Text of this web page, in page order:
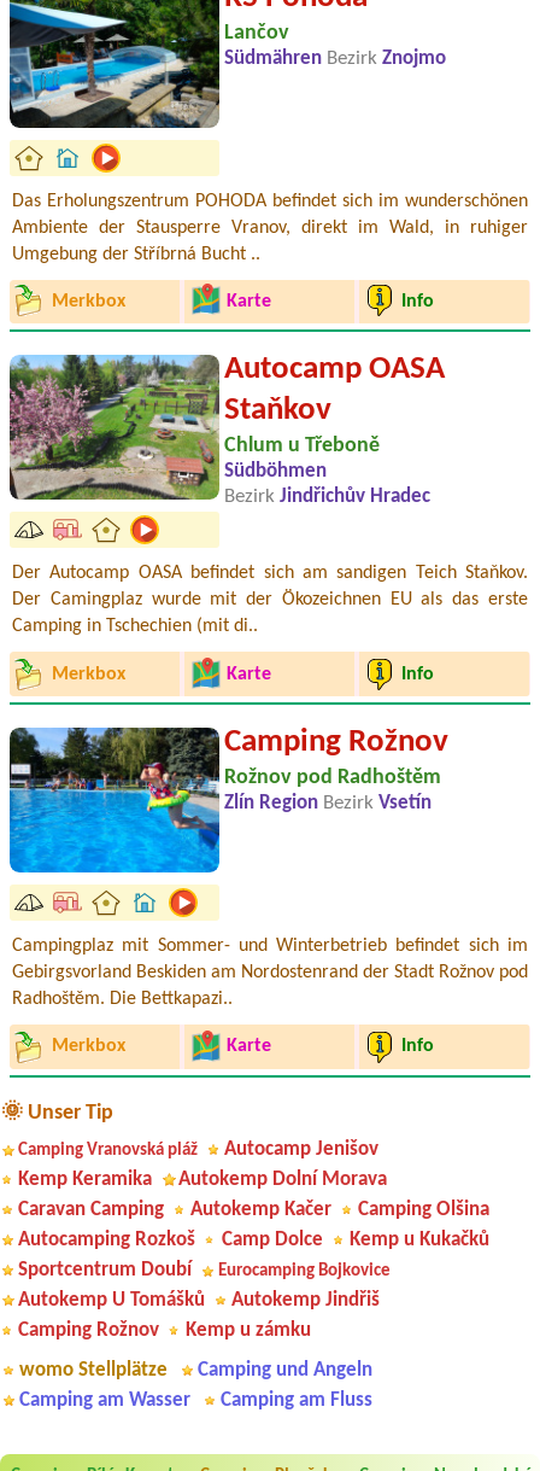
Lančov
Südmähren Bezirk Znojmo
Das Erholungszentrum POHODA befindet sich im wunderschönen
Ambiente der Stausperre Vranov, direkt im Wald, in ruhiger
Umgebung der Stříbrná Bucht ..
Merkbox Karte Info
Autocamp OASA
Staňkov
Chlum u Třeboně
Südböhmen
Bezirk Jindřichův Hradec
Der Autocamp OASA befindet sich am sandigen Teich Staňkov.
Der Camingplaz wurde mit der Ökozeichnen EU als das erste
Camping in Tschechien (mit di..
Merkbox Karte Info
Camping Rožnov
Rožnov pod Radhoštěm
Zlín Region Bezirk Vsetín
Campingplaz mit Sommer- und Winterbetrieb befindet sich im
Gebirgsvorland Beskiden am Nordostenrand der Stadt Rožnov pod
Radhoštěm. Die Bettkapazi..
Merkbox Karte Info
🌞 Unser Tip
Camping Vranovská pláž
Autocamp Jenišov
Kemp Keramika
Autokemp Dolní Morava
Caravan Camping
Autokemp Kačer
Camping Olšina
Autocamping Rozkoš
Camp Dolce
Kemp u Kukačků
Sportcentrum Doubí
Eurocamping Bojkovice
Autokemp U Tomášků
Autokemp Jindřiš
Camping Rožnov
Kemp u zámku
womo Stellplätze
Camping und Angeln
Camping am Wasser
Camping am Fluss